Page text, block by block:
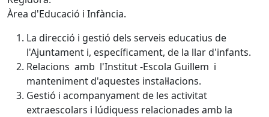
Àrea d'Educació i Infància.
La direcció i gestió dels serveis educatius de
l'Ajuntament i, específicament, de la llar d'infants.
Relacions amb l'Institut -Escola Guillem i
manteniment d'aquestes instal·lacions.
Gestió i acompanyament de les activitat
extraescolars i lúdiquess relacionades amb la